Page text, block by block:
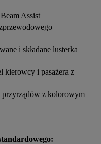
Assist
i składane lusterka
kierowcy i pasażera z
z kolorowym